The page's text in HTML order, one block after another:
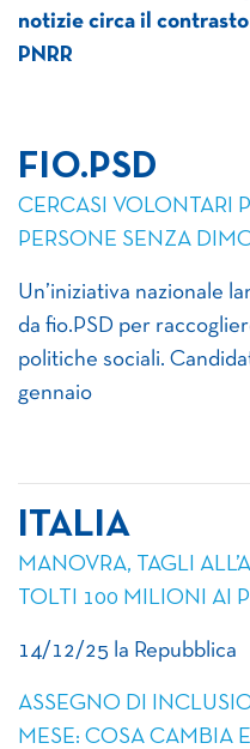
notizie circa il contrasto
PNRR
FIO.PSD
CERCASI VOLONTARI
PERSONE SENZA
Un’iniziativa nazionale
da fio.PSD per
politiche sociali.
gennaio
ITALIA
MANOVRA, TAGLI
TOLTI 100 MILIONI AI
14/12/25 la Repubblica
ASSEGNO DI
MESE: COSA CAMBIA